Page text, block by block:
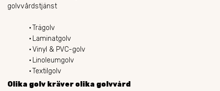
golvvårdstjänst
Trägolv
Laminatgolv
Vinyl & PVC-golv
Linoleumgolv
Textilgolv
Olika golv kräver olika golvvård